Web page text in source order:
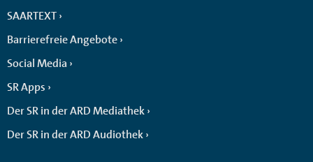
SAARTEXT
Barrierefreie Angebote
Social Media
SR Apps
Der SR in der ARD Mediathek
Der SR in der ARD Audiothek